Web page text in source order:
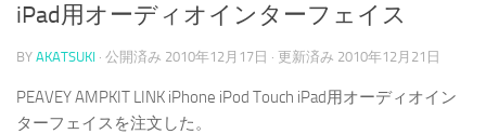
iPad用オーディオインターフェイス
BY AKATSUKI · 公開済み 2010年12月17日 · 更新済み 2010年12月21日
PEAVEY AMPKIT LINK iPhone iPod Touch iPad用オーディオイン
ターフェイスを注文した。